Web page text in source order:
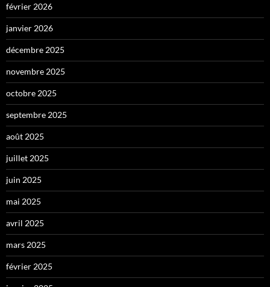
février 2026
janvier 2026
décembre 2025
novembre 2025
octobre 2025
septembre 2025
août 2025
juillet 2025
juin 2025
mai 2025
avril 2025
mars 2025
février 2025